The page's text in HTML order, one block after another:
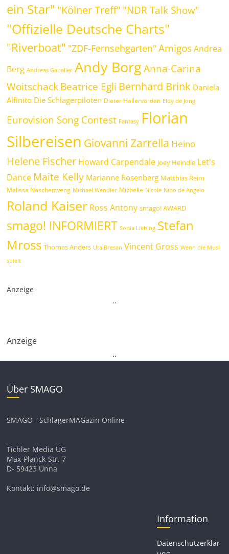
ein Star" "Kölner Treff" "NDR Talk Show"
"Offizielle Deutsche Charts"
"Riverboat" "ZDF-Fernsehgarten" Amigos Andrea
Berg Andreas Gabalier Andy Borg Anna-Carina
WoitschackBeatrice Egli Bernhard Brink Daniela
Alfinito Die Schlagerpiloten Dieter Hallervorden Eloy de Jong
Eurovision Song Contest Fantasy Florian
Silbereisen Giovanni Zarrella Heino
Helene Fischer Howard Carpendale Joey Heindle Let's
Dance Maite Kelly Marianne Rosenberg Matthias Reim
Melissa Naschenweng Michael Wendler Michelle Nicole Nino de Angelo
Roland Kaiser Ross Antony smago! AWARD
smago! INFORMIERT Sonia Liebing Stefan
Mross Thomas Anders Uta Bresan Vincent Gross Wenn die Musi
spielt
Anzeige
..
Anzeige
..
Über SMAGO
SMAGO - SchlagerMAGazin Online
Tichler Media UG
Max-Planck-Str. 7
D- 59423 Unna
Kontakt: info@smago.de
Information
Datenschutzerklär